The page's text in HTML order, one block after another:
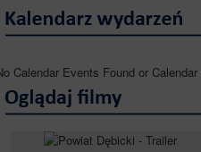
Calendar Events Found or